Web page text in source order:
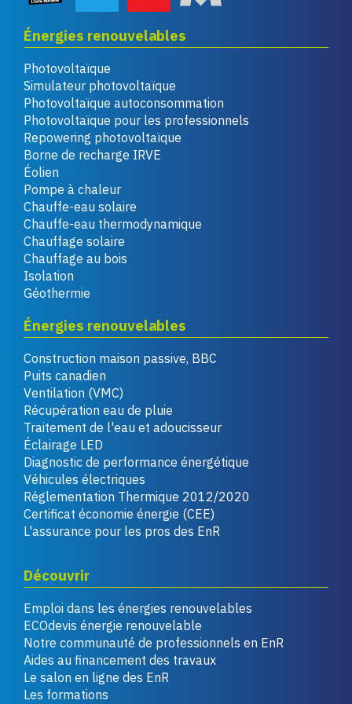
Énergies renouvelables
Photovoltaïque
Simulateur photovoltaïque
Photovoltaïque autoconsommation
Photovoltaïque pour les professionnels
Repowering photovoltaïque
Borne de recharge IRVE
Éolien
Pompe à chaleur
Chauffe-eau solaire
Chauffe-eau thermodynamique
Chauffage solaire
Chauffage au bois
Isolation
Géothermie
Énergies renouvelables
Construction maison passive, BBC
Puits canadien
Ventilation (VMC)
Récupération eau de pluie
Traitement de l'eau et adoucisseur
Éclairage LED
Diagnostic de performance énergétique
Véhicules électriques
Réglementation Thermique 2012/2020
Certificat économie énergie (CEE)
L'assurance pour les pros des EnR
Découvrir
Emploi dans les énergies renouvelables
ECOdevis énergie renouvelable
Notre communauté de professionnels en EnR
Aides au financement des travaux
Le salon en ligne des EnR
Les formations